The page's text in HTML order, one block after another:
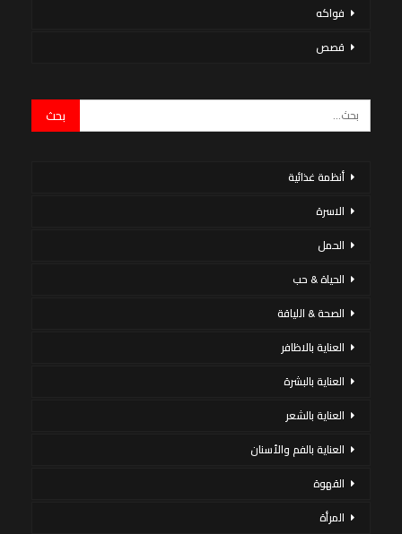
فواكه
قصص
أنظمة غذائية
الاسرة
الحمل
الحياة & حب
الصحة & اللياقة
العناية بالاظافر
العناية بالبشرة
العناية بالشعر
العناية بالفم والأسنان
القهوة
المرأة